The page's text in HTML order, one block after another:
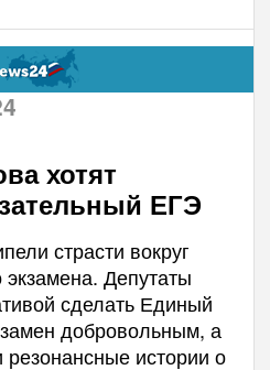
хотят
ЕГЭ
страсти вокруг
экзамена. Депутаты
сделать Единый
добровольным, а
истории о